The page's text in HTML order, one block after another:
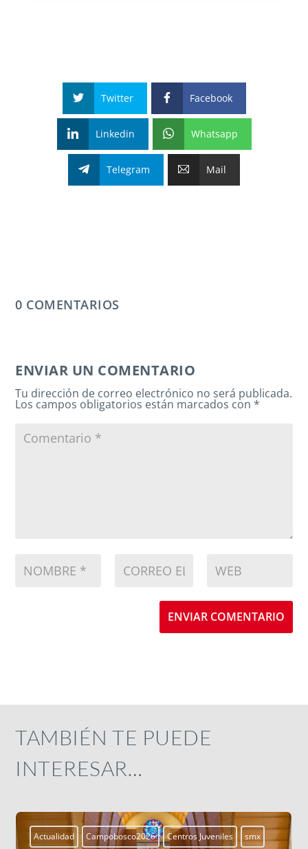
Twitter Facebook
Linkedin Whatsapp
Telegram Mail
0 COMENTARIOS
ENVIAR UN COMENTARIO
Tu dirección de correo electrónico no será publicada.
Los campos obligatorios están marcados con*
ENVIAR COMENTARIO
TAMBIÉN TE PUEDE
INTERESAR…
Actualidad Campobosco2026 Centros Juveniles smx